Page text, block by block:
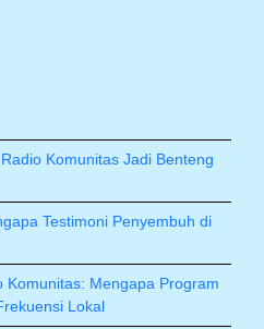
Komunitas Jadi Benteng
Testimoni Penyembuh di
Komunitas: Mengapa Program
Lokal